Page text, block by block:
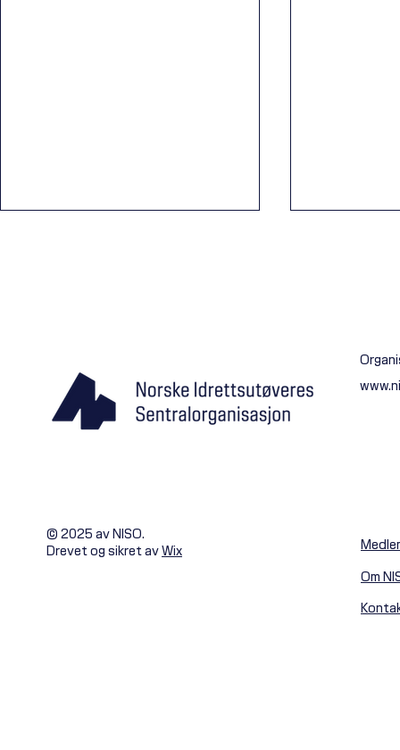
© 2025 av NISO.
Drevet og sikret avWix
Om